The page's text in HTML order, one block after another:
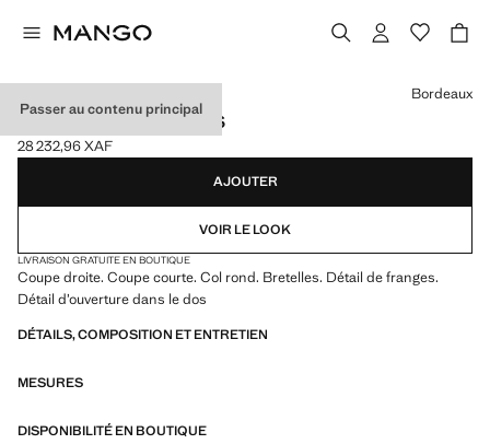
Passer au contenu principal
ROBE DÉTAIL FRANGES
Prix actuel [28 232,96 XAF ]
28 232,96 XAF
Choisissez une couleur
Bordeaux
AJOUTER
VOIR LE LOOK
LIVRAISON GRATUITE EN BOUTIQUE
Coupe droite. Coupe courte. Col rond. Bretelles. Détail de franges.
Détail d’ouverture dans le dos
DÉTAILS, COMPOSITION ET ENTRETIEN
MESURES
DISPONIBILITÉ EN BOUTIQUE